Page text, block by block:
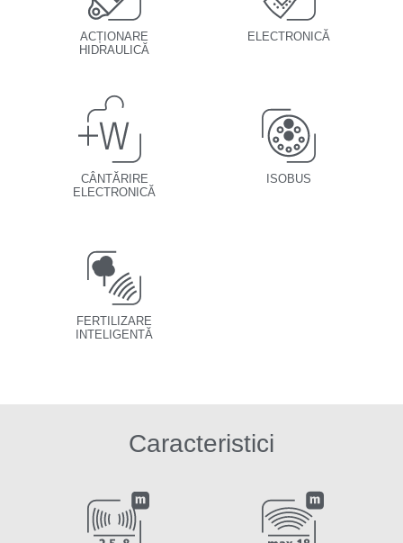
ACȚIONARE
HIDRAULICĂ
ELECTRONICĂ
CÂNTĂRIRE
ELECTRONICĂ
ISOBUS
FERTILIZARE
INTELIGENTĂ
Caracteristici